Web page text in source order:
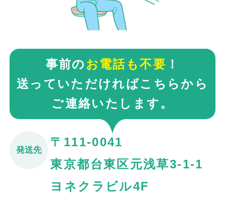
事前のお電話も不要 ！
送っていただければこちらから
ご連絡いたします。
発送先
〒111-0041
東京都台東区元浅草3-1-1
ヨネクラビル4F